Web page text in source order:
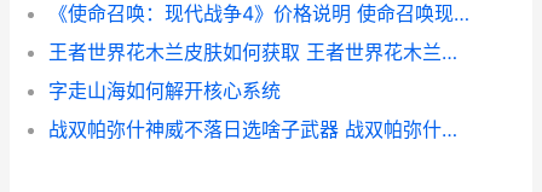
《使命召唤：现代战争4》价格说明 使命召唤现代战争
王者世界花木兰皮肤如何获取 王者世界花木兰铭文
字走山海如何解开核心系统
战双帕弥什神威不落日选啥子武器 战双帕弥什神威壁纸